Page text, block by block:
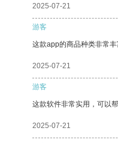
2025-07-21
游客
这款app的商品种类非常丰
2025-07-21
游客
这款软件非常实用，可以
2025-07-21